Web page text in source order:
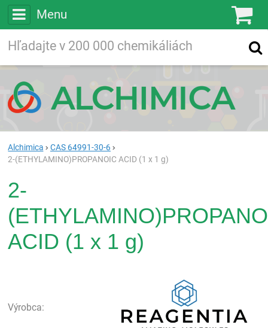
Menu
Vyhľadávanie
Alchimica
CAS 64991-30-6
2-(ETHYLAMINO)PROPANOIC ACID (1 x 1 g)
2-
ACID (1 x 1 g)
Výrobca: